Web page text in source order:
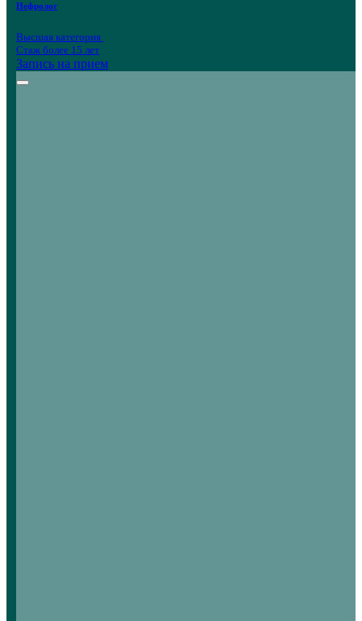
Нефролог
Высшая категория
Стаж более 15 лет
Запись на прием